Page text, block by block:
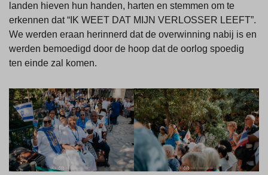
landen hieven hun handen, harten en stemmen om te
erkennen dat “IK WEET DAT MIJN VERLOSSER LEEFT”.
We werden eraan herinnerd dat de overwinning nabij is en
werden bemoedigd door de hoop dat de oorlog spoedig
ten einde zal komen.